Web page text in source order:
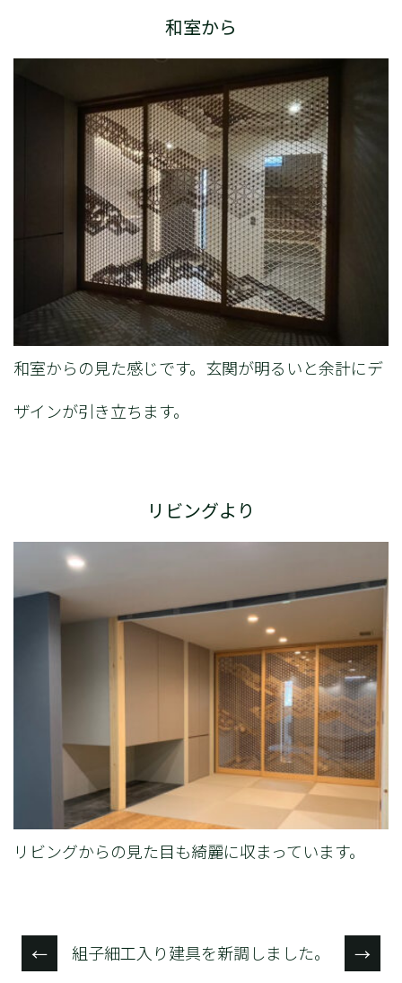
和室から
和室からの見た感じです。玄関が明るいと余計にデ
ザインが引き立ちます。
リビングより
リビングからの見た目も綺麗に収まっています。
← 組子細工入り建具を新調しました。 →